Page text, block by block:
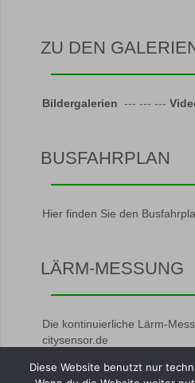
ZU DEN
Bildergalerien --- --- ---
BUSFAHRPLAN
Hier finden Sie den
LÄRM-MESSUNG
Die kontinuierliche Lärm-
citysensor.de
Diese Website benutzt nur